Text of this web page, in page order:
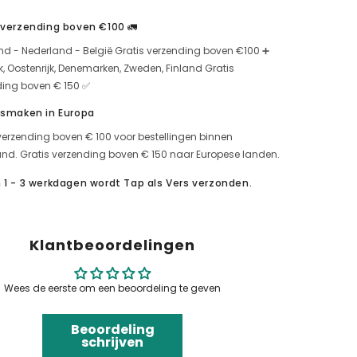
boven €100 🚛
- Nederland - België Gratis verzending boven €100 ➕
Oostenrijk, Denemarken, Zweden, Finland Gratis
boven € 150 ✅
in Europa
boven € 100 voor bestellingen binnen
Gratis verzending boven € 150 naar Europese landen.
1 - 3 werkdagen wordt Tap als Vers verzonden.
Klantbeoordelingen
Wees de eerste om een beoordeling te geven
Beoordeling
schrijven